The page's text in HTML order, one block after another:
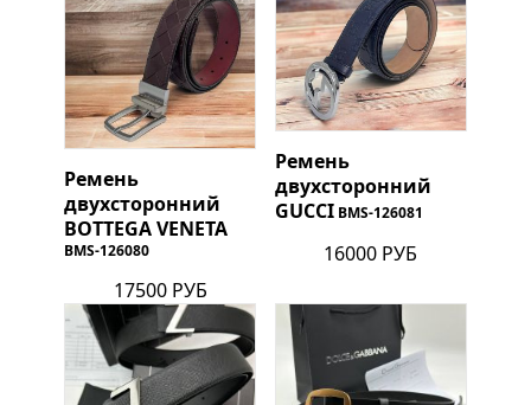
Ремень
двухсторонний
BOTTEGA VENETA
BMS-126080
17500 РУБ
Ремень
двухсторонний
GUCCI BMS-126081
16000 РУБ